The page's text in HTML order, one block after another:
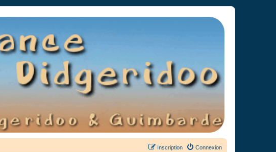
Connexion
Inscription